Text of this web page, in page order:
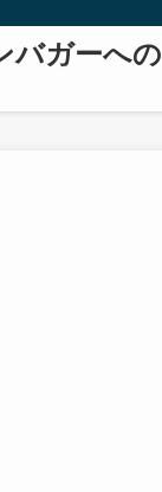
バガーへの